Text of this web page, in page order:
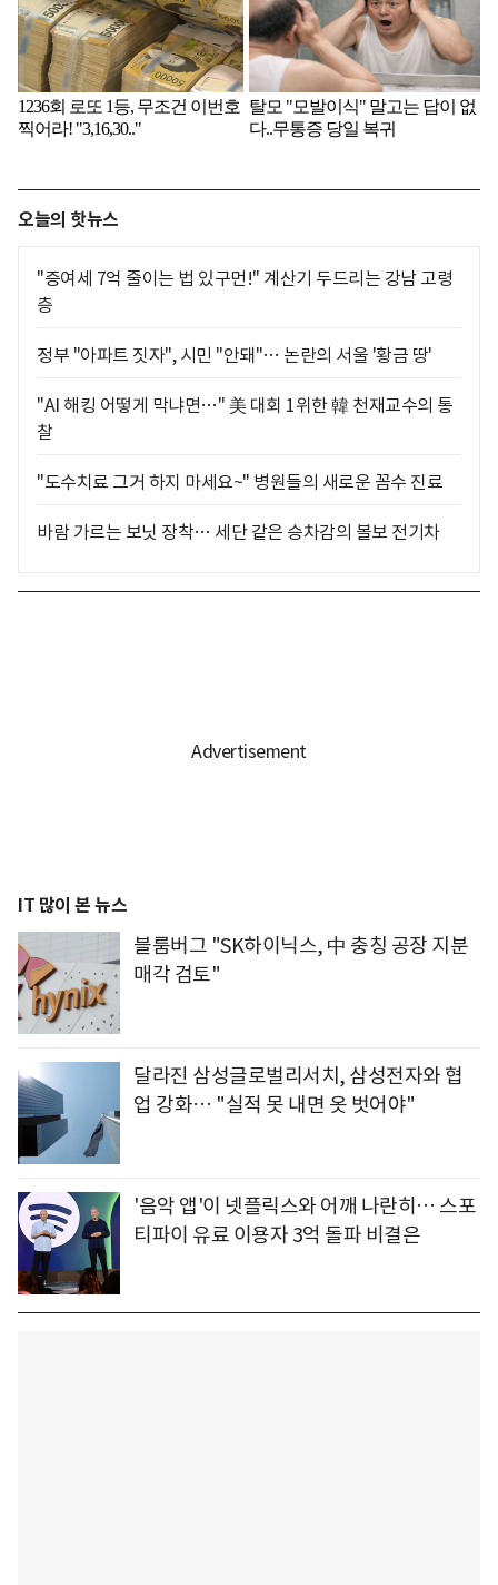
오늘의 핫뉴스
"증여세 7억 줄이는 법 있구먼!" 계산기 두드리는 강남 고령
층
정부 "아파트 짓자", 시민 "안돼"… 논란의 서울 '황금 땅'
"AI 해킹 어떻게 막냐면…" 美 대회 1위한 韓 천재교수의 통
찰
"도수치료 그거 하지 마세요~" 병원들의 새로운 꼼수 진료
바람 가르는 보닛 장착… 세단 같은 승차감의 볼보 전기차
IT 많이 본 뉴스
블룸버그 "SK하이닉스, 中 충칭 공장 지분
매각 검토"
달라진 삼성글로벌리서치, 삼성전자와 협
업 강화… "실적 못 내면 옷 벗어야"
'음악 앱'이 넷플릭스와 어깨 나란히… 스포
티파이 유료 이용자 3억 돌파 비결은